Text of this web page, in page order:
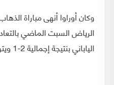
وكان أوراوا أنهى مباراة
الياباني بنتيجة إجمالية 2-1 ويتوج باللقب للمرة الثانية.